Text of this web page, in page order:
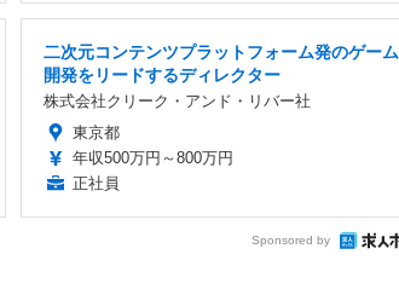
二次元コンテンツプラットフォーム発のゲーム
開発をリードするディレクター
株式会社クリーク・アンド・リバー社
東京都
年収500万円～800万円
正社員
Sponsored by